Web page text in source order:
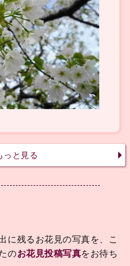
っと見る
に残るお花見の写真を、こ
のお花見投稿写真をお待ち